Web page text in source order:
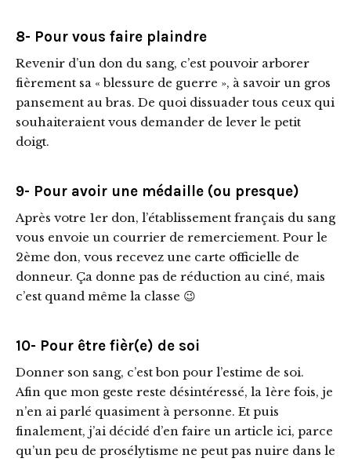
8- Pour vous faire plaindre
Revenir d’un don du sang, c’est pouvoir arborer
fièrement sa « blessure de guerre », à savoir un gros
pansement au bras. De quoi dissuader tous ceux qui
souhaiteraient vous demander de lever le petit
doigt.
9- Pour avoir une médaille (ou presque)
Après votre 1er don, l’établissement français du sang
vous envoie un courrier de remerciement. Pour le
2ème don, vous recevez une carte officielle de
donneur. Ça donne pas de réduction au ciné, mais
c’est quand même la classe 😉
10- Pour être fièr(e) de soi
Donner son sang, c’est bon pour l’estime de soi.
Afin que mon geste reste désintéressé, la 1ère fois, je
n’en ai parlé quasiment à personne. Et puis
finalement, j’ai décidé d’en faire un article ici, parce
qu’un peu de prosélytisme ne peut pas nuire dans le